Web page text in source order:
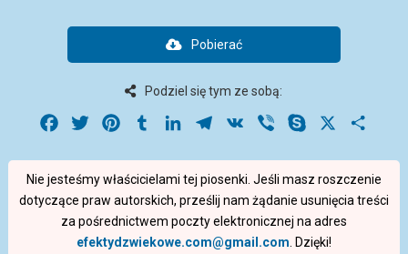
Pobierać
Podziel się tym ze sobą:
Facebook
Twitter PinterestTumblrLinkedInTelegram
VK Viber Skype
Nie jesteśmy właścicielami tej piosenki. Jeśli masz roszczenie
dotyczące praw autorskich, prześlij nam żądanie usunięcia treści
za pośrednictwem poczty elektronicznej na adres
efektydzwiekowe.com@gmail.com . Dzięki!